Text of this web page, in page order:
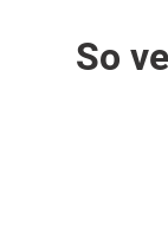
So